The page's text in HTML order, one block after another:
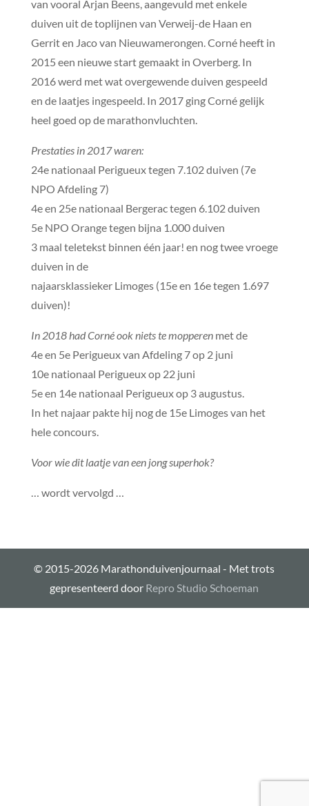
van vooral Arjan Beens, aangevuld met enkele
duiven uit de toplijnen van Verweij-de Haan en
Gerrit en Jaco van Nieuwamerongen. Corné heeft in
2015 een nieuwe start gemaakt in Overberg. In
2016 werd met wat overgewende duiven gespeeld
en de laatjes ingespeeld. In 2017 ging Corné gelijk
heel goed op de marathonvluchten.
Prestaties in 2017 waren:
24e nationaal Perigueux tegen 7.102 duiven (7e
NPO Afdeling 7)
4e en 25e nationaal Bergerac tegen 6.102 duiven
5e NPO Orange tegen bijna 1.000 duiven
3 maal teletekst binnen één jaar! en nog twee vroege
duiven in de
najaarsklassieker Limoges (15e en 16e tegen 1.697
duiven)!
In 2018 had Corné ook niets te mopperenmet de
4e en 5e Perigueux van Afdeling 7 op 2 juni
10e nationaal Perigueux op 22 juni
5e en 14e nationaal Perigueux op 3 augustus.
In het najaar pakte hij nog de 15e Limoges van het
hele concours.
Voor wie dit laatje van een jong superhok?
… wordt vervolgd …
© 2015-2026 Marathonduivenjournaal - Met trots
gepresenteerd door Repro Studio Schoeman